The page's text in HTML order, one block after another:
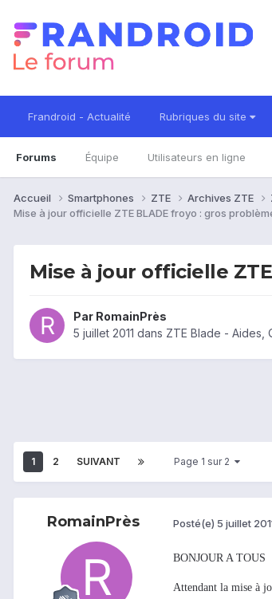
Frandroid - Actualité Rubriques du site
Forums Équipe Utilisateurs en ligne
Accueil Smartphones ZTE Archives ZTE
Mise à jour officielle ZTE BLADE froyo : gros
Mise à jour officielle
Par RomainPrès
5 juillet 2011 dans ZTE Blade - Aides,
1 2 SUIVANT Page 1 sur 2
RomainPrès Posté(e) 5 juillet
BONJOUR A TOUS
Attendant la mise à